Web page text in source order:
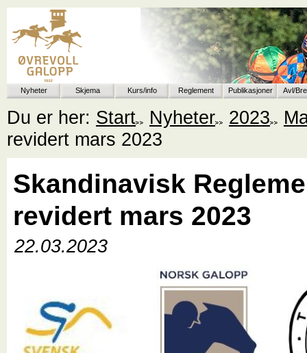
Nyheter Skjema Kurs/info Reglement Publikasjoner Avl/
Du er her: Start Nyheter 2023
revidert mars 2023
Skandinavisk
revidert mars 2023
22.03.2023